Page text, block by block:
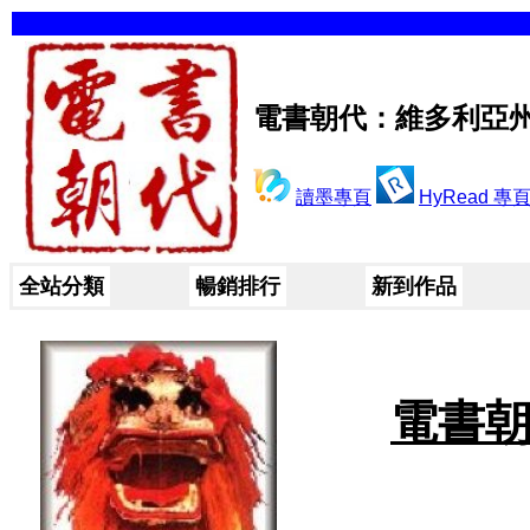
電書朝代：維多利亞
讀墨專頁 HyRead 專頁
全站分類 暢銷排行 新到作品
電書